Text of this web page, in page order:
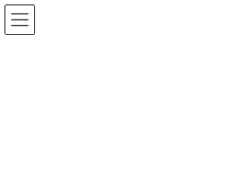
コ
ン
ナ
ビ